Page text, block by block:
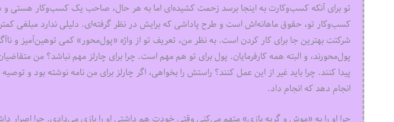
تو برای آنکه کسب‌وکارت به اینجا برسد زحمت کشیده‌ای اما به هر حال، صاحب یک کسب‌وکار هستی
کسب‌وکار تو، حقوق ماهانه‌اش است و طرح پاداشی که برایش در نظر گرفته‌ای. دلیلی ندارد مبلغی
شرکتت بهترین جا برای کار کردن است. به نظر من، تعریف تو از واژه «پول‌محور» کمی توهین‌آمیز و
پول‌محورند، و البته همه کارفرمایان. پول برای تو هم مهم است. چرا برای چارلز مهم نباشد؟ من
پیدا کنند. چرا باید غیر از این عمل کنند؟ راستش را بخواهی، اگر چارلز برای من نامه نوشته بود و
انجام دهد که انجام داد.